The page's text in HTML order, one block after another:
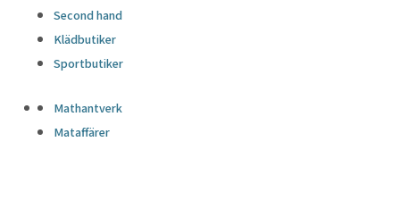
Second hand
Klädbutiker
Sportbutiker
Mathantverk
Mataffärer